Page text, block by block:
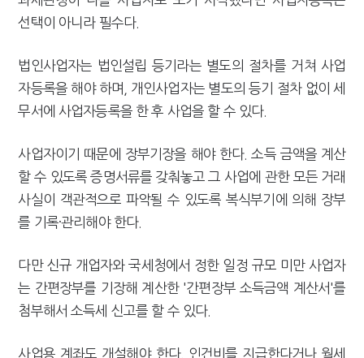
선택이 아니라 필수다.
법인사업자는 법인설립 등기라는 별도의 절차를 거쳐 사업
자등록을 해야 하며, 개인사업자는 별도의 등기 절차 없이 세
무서에 사업자등록을 한 후 사업을 할 수 있다.
사업자이기 때문에 장부기장을 해야 한다. 소득 금액을 계산
할 수 있도록 증명서류를 갖춰놓고 그 사업에 관한 모든 거래
사실이 객관적으로 파악될 수 있도록 복식부기에 의해 장부
를 기록·관리해야 한다.
다만 신규 개업자와 국세청에서 정한 일정 규모 미만 사업자
는 간편장부를 기장해 계산한 '간편장부 소득금액 계산서'를
첨부해서 소득세 신고를 할 수 있다.
사업용 계좌도 개설해야 한다. 인건비를 지급한다거나 월세